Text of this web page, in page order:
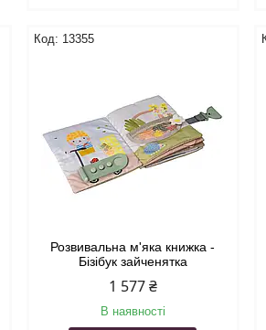
13355
Розвивальна м'яка книжка -
Бізібук зайченятка
1 577 ₴
В наявності